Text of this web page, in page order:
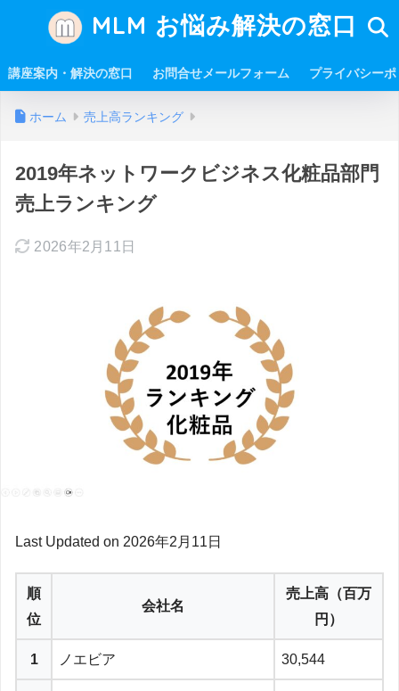
MLM お悩み解決の窓口
講座案内・解決の窓口 お問合せメールフォーム プライバシー
ホーム 売上高ランキング
2019年ネットワークビジネス化粧品部門
売上ランキング
2026年2月11日
Last Updated on 2026年2月11日
順
位
会社名
売上高（百万
円）
1 ノエビア 30,544